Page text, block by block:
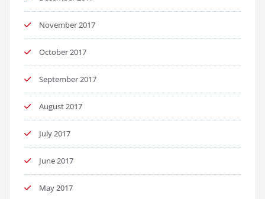
November 2017
October 2017
September 2017
August 2017
July 2017
June 2017
May 2017